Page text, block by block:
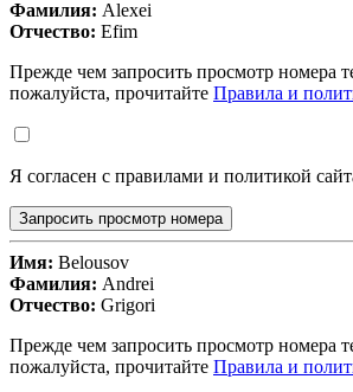
Фамилия: Alexei
Отчество: Efim
Прежде чем запросить просмотр номера
пожалуйста, прочитайте Правила и
Я согласен с правилами и политикой
Запросить просмотр номера
Имя: Belousov
Фамилия: Andrei
Отчество: Grigori
Прежде чем запросить просмотр номера
пожалуйста, прочитайте Правила и